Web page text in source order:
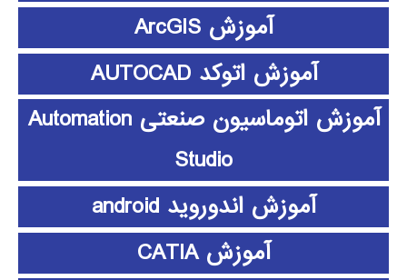
آموزش ArcGIS
آموزش اتوکد AUTOCAD
آموزش اتوماسیون صنعتی Automation
Studio
آموزش اندوروید android
آموزش CATIA